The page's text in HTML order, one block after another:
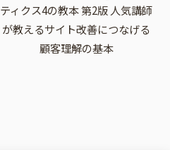
ティクス4の教本 第2版 人気講師
が教えるサイト改善につなげる
顧客理解の基本